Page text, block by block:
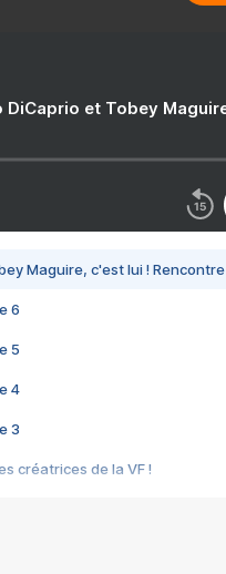
DiCaprio et Tobey
Maguire, c'est lui !
6
5
4
3
créatrices de la VF !